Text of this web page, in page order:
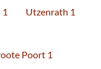
Utzenrath 1
Poort 1